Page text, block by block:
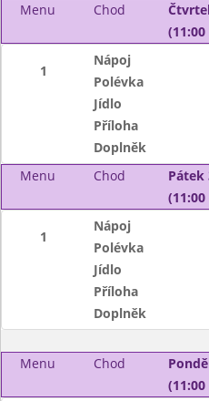
Menu
Chod
(11:00
1
Nápoj
Polévka
Jídlo
Příloha
Doplněk
Menu
Chod
Pátek
(11:00
1
Nápoj
Polévka
Jídlo
Příloha
Doplněk
Menu Chod
(11:00